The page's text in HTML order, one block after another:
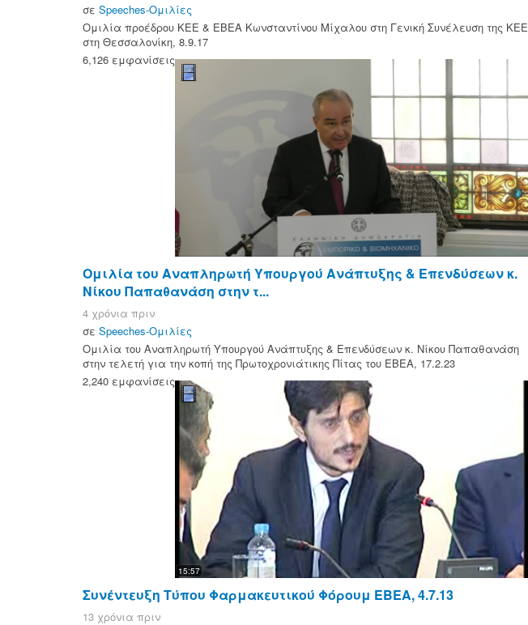
σε Speeches-Ομιλίες
Ομιλία προέδρου ΚΕΕ & ΕΒΕΑ Κωνσταντίνου Μίχαλου στη Γενική Συνέλευση της ΚΕΕ
στη Θεσσαλονίκη, 8.9.17
6,126 εμφανίσεις
Ομιλία του Αναπληρωτή Υπουργού Ανάπτυξης & Επενδύσεων κ.
Νίκου Παπαθανάση στην τ...
4 χρόνια πριν
σε Speeches-Ομιλίες
Ομιλία του Αναπληρωτή Υπουργού Ανάπτυξης & Επενδύσεων κ. Νίκου Παπαθανάση
στην τελετή για την κοπή της Πρωτοχρονιάτικης Πίτας του ΕΒΕΑ, 17.2.23
2,240 εμφανίσεις
15:57
Συνέντευξη Τύπου Φαρμακευτικού Φόρουμ ΕΒΕΑ, 4.7.13
13 χρόνια πριν